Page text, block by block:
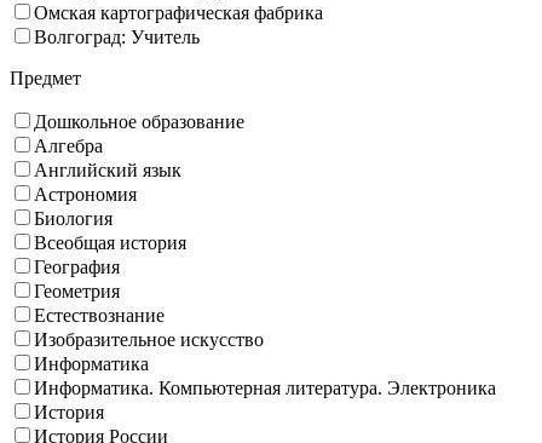
Омская картографическая фабрика
Волгоград: Учитель
Предмет
Дошкольное образование
Алгебра
Английский язык
Астрономия
Биология
Всеобщая история
География
Геометрия
Естествознание
Изобразительное искусство
Информатика
Информатика. Компьютерная литература. Электроника
История
История России